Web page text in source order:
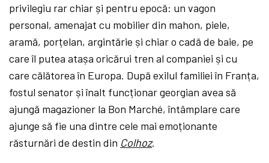
privilegiu rar chiar și pentru epocă: un vagon
personal, amenajat cu mobilier din mahon, piele,
aramă, porțelan, argintărie și chiar o cadă de baie, pe
care îl putea atașa oricărui tren al companiei și cu
care călătorea în Europa. După exilul familiei în Franța,
fostul senator și înalt funcționar georgian avea să
ajungă magazioner la Bon Marché, întâmplare care
ajunge să fie una dintre cele mai emoționante
răsturnări de destin din Colhoz.